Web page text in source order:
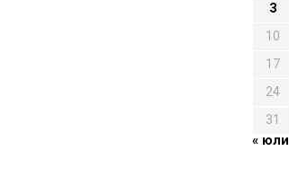
3
10
17
24
31
« юли